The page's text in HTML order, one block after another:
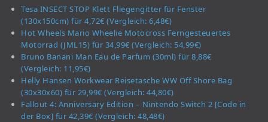
Tesa INSECT STOP Klett Fliegengitter für Fenster
(130x150cm) für 4,72€ (Vergleich: 6,48€)
Hot Wheels Mario Wheelie Motocross Ferngesteuertes
Motorrad (JML15) für 34,99€ (Vergleich: 54,99€)
Bruno Banani Man Eau de Parfum (30ml) für 8,88€
(Vergleich: 11,95€)
Helly Hansen Workwear Reisetasche WW Off Shore Bag
(30x30x60) für 29,99€ (Vergleich: 44,80€)
Fallout 4: Anniversary Edition – Nintendo Switch 2 [Code in
der Box] für 42,39€ (Vergleich: 48,48€)